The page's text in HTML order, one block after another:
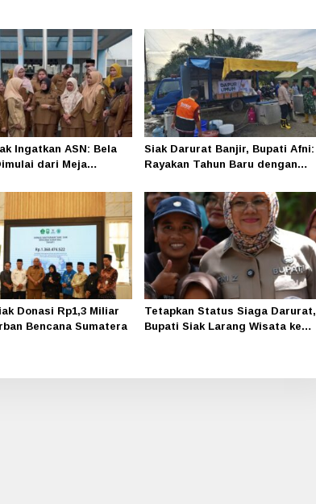
Ingatkan ASN: Bela
dari Meja
Siak Darurat Banjir, Bupati Afni:
Rayakan Tahun Baru dengan
Donasi Rp1,3 Miliar
Bencana Sumatera
Tetapkan Status Siaga Darurat,
Bupati Siak Larang Wisata ke